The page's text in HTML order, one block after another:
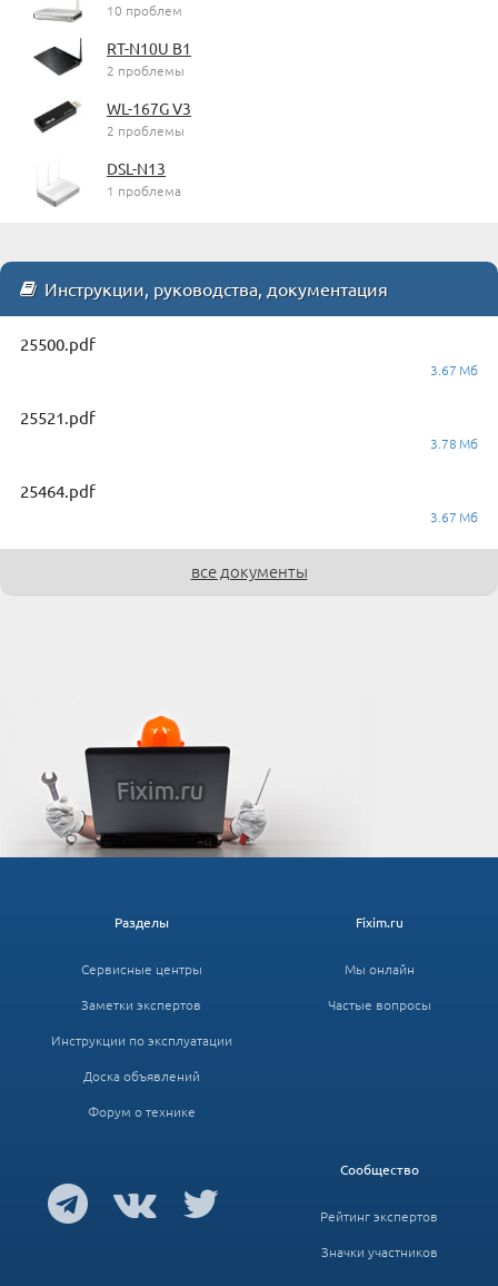
10 проблем
RT-N10U B1
2 проблемы
WL-167G V3
2 проблемы
DSL-N13
1 проблема
Инструкции, руководства, документация
25500.pdf
3.67 Мб
25521.pdf
3.78 Мб
25464.pdf
3.67 Мб
все документы
Fixim.ru
Мы онлайн
Частые вопросы
Разделы
Сервисные центры
Заметки экспертов
Инструкции по эксплуатации
Доска объявлений
Форум о технике
Сообщество
Рейтинг экспертов
Значки участников